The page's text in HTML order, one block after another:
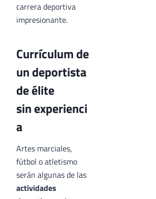
carrera deportiva
impresionante.
Currículum de
un deportista
de élite
sin experienci
a
Artes marciales,
fútbol o atletismo
serán algunas de las
actividades